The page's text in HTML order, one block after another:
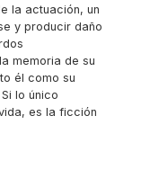
la actuación, un
y producir daño
memoria de su
él como su
lo único
es la ficción